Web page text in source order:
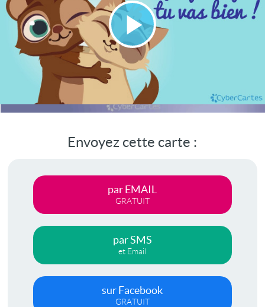
Lire
la
vidéo
Envoyez cette carte :
par EMAIL
GRATUIT
par SMS
et Email
sur Facebook
GRATUIT